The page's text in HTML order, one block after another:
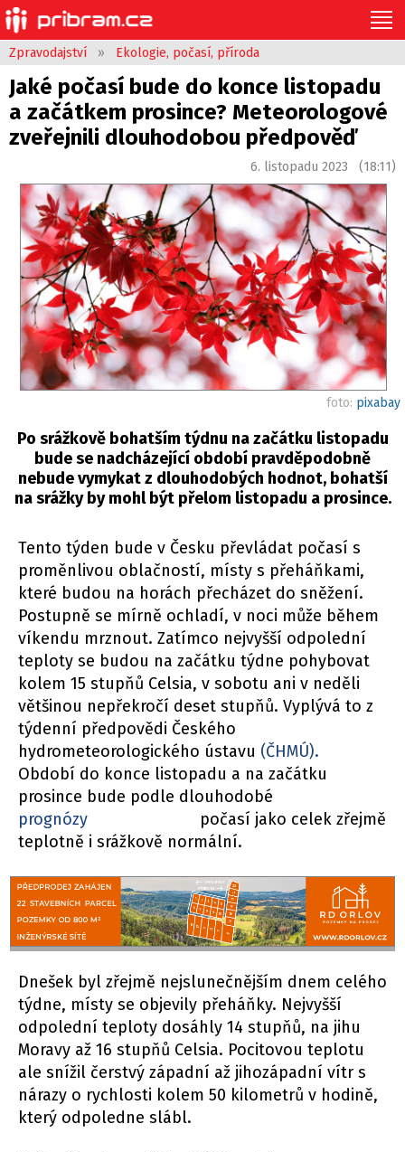
Zpravodajství » Ekologie, počasí, příroda
Jaké počasí bude do konce listopadu
a začátkem prosince? Meteorologové
zveřejnili dlouhodobou předpověď
6. listopadu 2023 (18:11)
foto: pixabay
Po srážkově bohatším týdnu na začátku listopadu
bude se nadcházející období pravděpodobně
nebude vymykat z dlouhodobých hodnot, bohatší
na srážky by mohl být přelom listopadu a prosince.
Tento týden bude v Česku převládat počasí s
proměnlivou oblačností, místy s přeháňkami,
které budou na horách přecházet do sněžení.
Postupně se mírně ochladí, v noci může během
víkendu mrznout. Zatímco nejvyšší odpolední
teploty se budou na začátku týdne pohybovat
kolem 15 stupňů Celsia, v sobotu ani v neděli
většinou nepřekročí deset stupňů. Vyplývá to z
týdenní předpovědi Českého
hydrometeorologického ústavu (ČHMÚ).
Období do konce listopadu a na začátku
prosince bude podle dlouhodobé
prognózy
počasí jako celek zřejmě
teplotně i srážkově normální.
Dnešek byl zřejmě nejslunečnějším dnem celého
týdne, místy se objevily přeháňky. Nejvyšší
odpolední teploty dosáhly 14 stupňů, na jihu
Moravy až 16 stupňů Celsia. Pocitovou teplotu
ale snížil čerstvý západní až jihozápadní vítr s
nárazy o rychlosti kolem 50 kilometrů v hodině,
který odpoledne slábl.